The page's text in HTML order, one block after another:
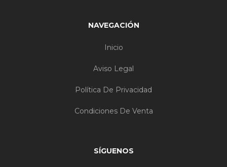
NAVEGACIÓN
Inicio
Aviso Legal
Política De Privacidad
Condiciones De Venta
SÍGUENOS